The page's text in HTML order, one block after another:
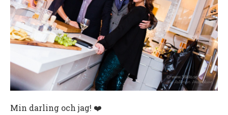
Min darling och jag! ❤️